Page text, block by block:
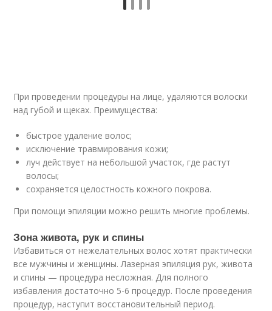
При проведении процедуры на лице, удаляются волоски
над губой и щеках. Преимущества:
быстрое удаление волос;
исключение травмирования кожи;
луч действует на небольшой участок, где растут
волосы;
сохраняется целостность кожного покрова.
При помощи эпиляции можно решить многие проблемы.
Зона живота, рук и спины
Избавиться от нежелательных волос хотят практически
все мужчины и женщины. Лазерная эпиляция рук, живота
и спины — процедура несложная. Для полного
избавления достаточно 5-6 процедур. После проведения
процедур, наступит восстановительный период.